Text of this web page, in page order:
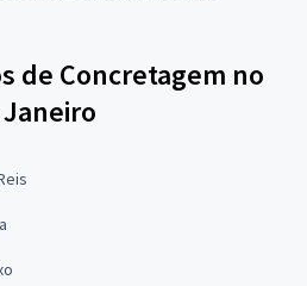
de Concretagem no